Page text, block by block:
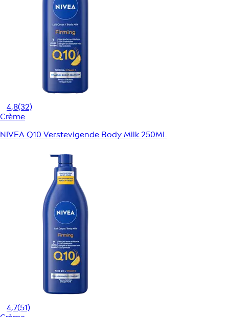
4,8(32)
Crème
NIVEA Q10 Verstevigende Body Milk 250ML
4,7(51)